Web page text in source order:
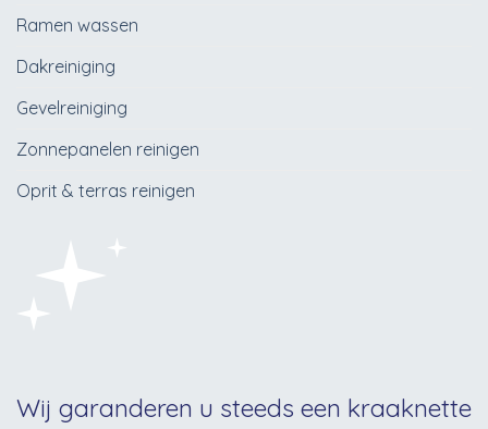
Ramen wassen
Dakreiniging
Gevelreiniging
Zonnepanelen reinigen
Oprit & terras reinigen
Wij garanderen u steeds een kraaknette